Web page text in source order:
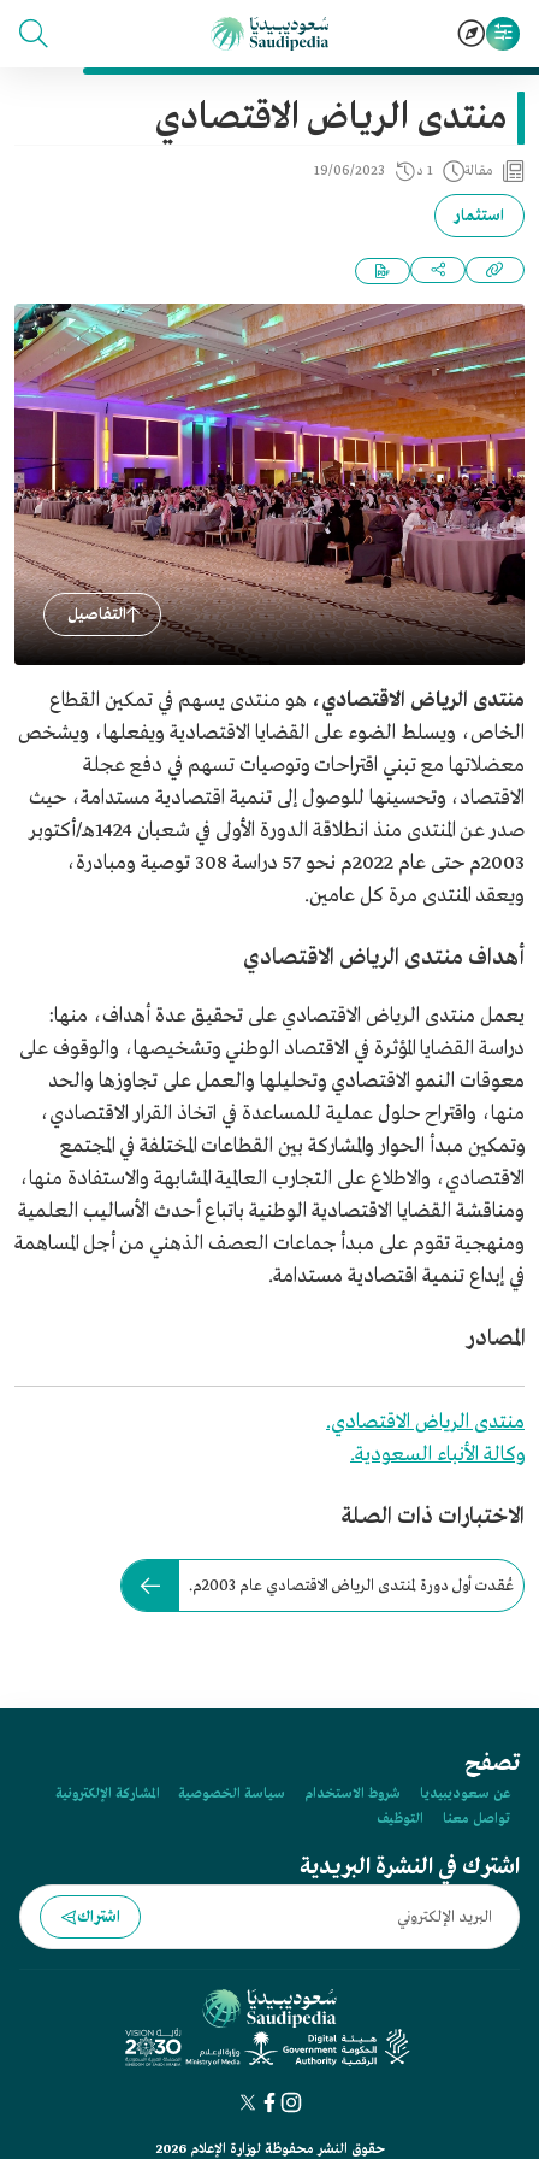
منتدى الرياض الاقتصادي
مقالة 1 د 19/06/2023
استثمار
التفاصيل
منتدى الرياض الاقتصادي، هو منتدى يسهم في تمكين القطاع
الخاص، ويسلط الضوء على القضايا الاقتصادية ويفعلها، ويشخص
معضلاتها مع تبني اقتراحات وتوصيات تسهم في دفع عجلة
الاقتصاد، وتحسينها للوصول إلى تنمية اقتصادية مستدامة، حيث
صدر عن المنتدى منذ انطلاقة الدورة الأولى في شعبان 1424هـ/أكتوبر
2003م حتى عام 2022م نحو 57 دراسة 308 توصية ومبادرة،
ويعقد المنتدى مرة كل عامين.
أهداف منتدى الرياض الاقتصادي
يعمل منتدى الرياض الاقتصادي على تحقيق عدة أهداف، منها:
دراسة القضايا المؤثرة في الاقتصاد الوطني وتشخيصها، والوقوف على
معوقات النمو الاقتصادي وتحليلها والعمل على تجاوزها والحد
منها، واقتراح حلول عملية للمساعدة في اتخاذ القرار الاقتصادي،
وتمكين مبدأ الحوار والمشاركة بين القطاعات المختلفة في المجتمع
الاقتصادي، والاطلاع على التجارب العالمية المشابهة والاستفادة منها،
ومناقشة القضايا الاقتصادية الوطنية باتباع أحدث الأساليب العلمية
ومنهجية تقوم على مبدأ جماعات العصف الذهني من أجل المساهمة
في إبداع تنمية اقتصادية مستدامة.
المصادر
منتدى الرياض الاقتصادي.
وكالة الأنباء السعودية.
الاختبارات ذات الصلة
عُقدت أول دورة لمنتدى الرياض الاقتصادي عام 2003م.
تصفح
عن سعوديبيديا شروط الاستخدام سياسة الخصوصية
المشاركة الإلكترونية
تواصل معنا
التوظيف
اشترك في النشرة البريدية
اشتراك
حقوق النشر محفوظة لوزارة الإعلام 2026